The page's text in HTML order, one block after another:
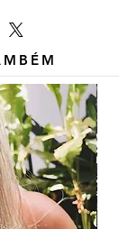
e não estão